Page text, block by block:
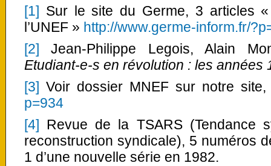
[1] Sur le site du Germe, 3 articles
l’UNEF » http://www.germe-inform.fr/
[2]
Jean-Philippe Legois, Alain
Etudiant-e-s en révolution : les années
[3] Voir dossier MNEF sur notre
p=934
[4]
Revue de la TSARS (Tendance
reconstruction syndicale), 5 numéros
1 d’une nouvelle série en 1982.